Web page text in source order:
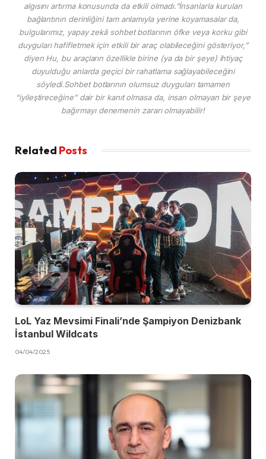
algısını artırma konusunda da etkili olmadı.”İnsanlarla kurulan
bağlantının derinliğini tam anlamıyla yerine koyamasalar da,
bulgularımız, yapay zekâ sohbet botlarının öfke veya korku gibi
duyguları hafifletmek için etkili bir araç olabileceğini gösteriyor,”
diyen Hu, bu araçların özellikle birine (ya da bir şeye) ihtiyaç
duyulduğu anlarda geçici bir rahatlama sağlayabileceğini
söyledi.Sohbet botlarının olumsuz duyguları tamamen
“iyileştireceğine” dair bir kanıt olmasa da, insan olmayan bir şeye
bağırmayı denemenin zararı olmayabilir!
Related Posts
LoL Yaz Mevsimi Finali’nde Şampiyon Denizbank
İstanbul Wildcats
04/04/2025